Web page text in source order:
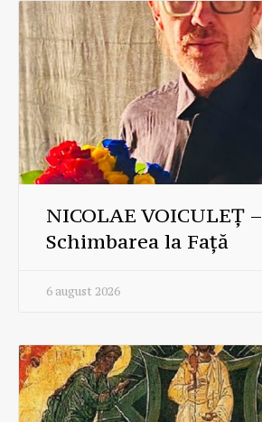
NICOLAE VOICULEȚ –
Schimbarea la Față
6 august 2026